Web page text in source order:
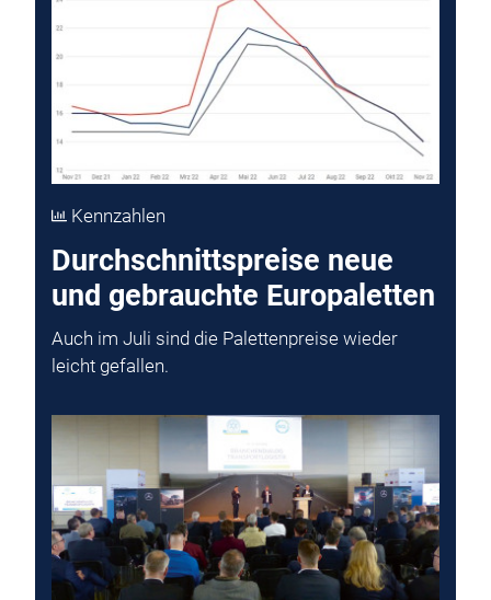
Kennzahlen
Durchschnittspreise neue
und gebrauchte Europaletten
Auch im Juli sind die Palettenpreise wieder
leicht gefallen.